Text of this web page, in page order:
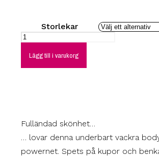
Storlekar
Lägg till i varukorg
Fulländad skönhet…
… lovar denna underbart vackra
powernet. Spets på kupor och